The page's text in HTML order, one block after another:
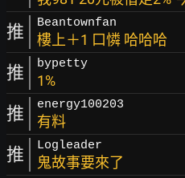
推 Beantownfan
樓上＋1 口憐 哈哈哈
推 bypetty
1%
推 energy100203
有料
推 Logleader
鬼故事要來了